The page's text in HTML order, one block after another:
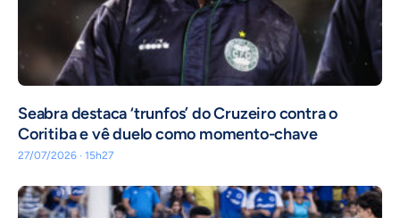
Seabra destaca ‘trunfos’ do Cruzeiro contra o
Coritiba e vê duelo como momento-chave
27/07/2026 · 15h27